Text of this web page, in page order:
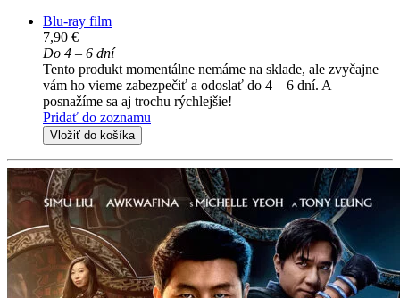
Blu-ray film
7,90 €
Do 4 – 6 dní
Tento produkt momentálne nemáme na sklade, ale zvyčajne
vám ho vieme zabezpečiť a odoslať do 4 – 6 dní. A
posnažíme sa aj trochu rýchlejšie!
Pridať do zoznamu
Vložiť do košíka